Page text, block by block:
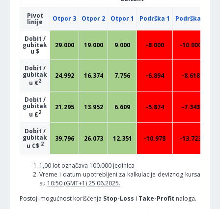
Pivot
linije Otpor 3 Otpor 2 Otpor 1 Podrška 1 Podrška 2
Dobit /
gubitak
u $
29.000 19.000 9.000 -8.000 -10.000
Dobit /
gubitak
u €2
24.992 16.374 7.756 -6.894 -8.618
Dobit /
gubitak
u £2
21.295 13.952 6.609 -5.874 -7.343
Dobit /
gubitak
u C$ 2
39.796 26.073 12.351 -10.978 -13.723
1,00 lot označava 100.000 jedinica
Vreme i datum upotrebljeni za kalkulacije deviznog kursa
su 10:50 (GMT+1) 25.06.2025.
Postoji mogućnost korišćenja Stop-Loss i Take-Profit naloga.